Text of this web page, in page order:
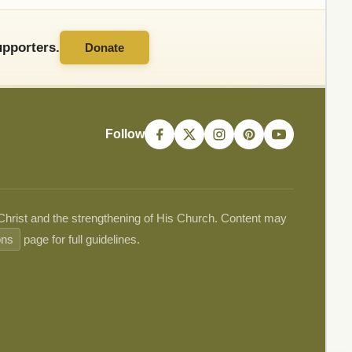
Donate
Follow
and the strengthening of His Church. Content may
page for full guidelines.